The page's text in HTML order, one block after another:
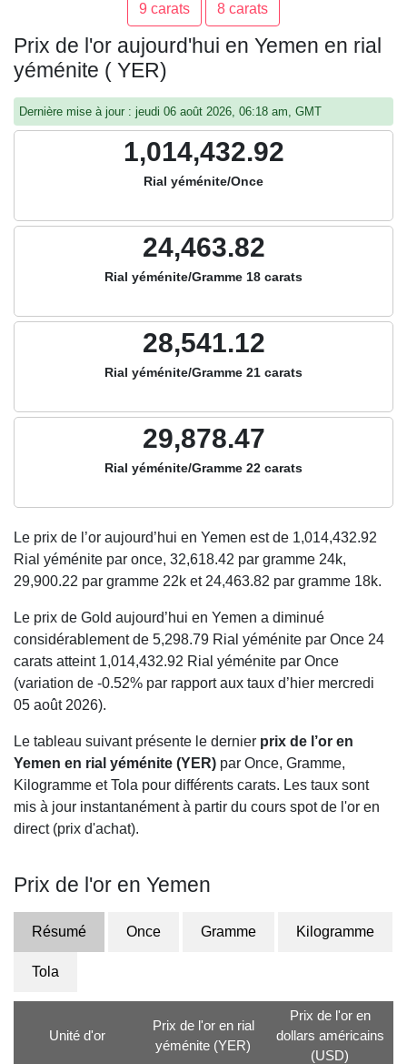
9 carats 8 carats
Prix de l'or aujourd'hui en Yemen en rial
yéménite ( YER)
Dernière mise à jour : jeudi 06 août 2026, 06:18 am, GMT
1,014,432.92
Rial yéménite/Once
24,463.82
Rial yéménite/Gramme 18 carats
28,541.12
Rial yéménite/Gramme 21 carats
29,878.47
Rial yéménite/Gramme 22 carats
Le prix de l’or aujourd’hui en Yemen est de 1,014,432.92
Rial yéménite par once, 32,618.42 par gramme 24k,
29,900.22 par gramme 22k et 24,463.82 par gramme 18k.
Le prix de Gold aujourd’hui en Yemen a diminué
considérablement de 5,298.79 Rial yéménite par Once 24
carats atteint 1,014,432.92 Rial yéménite par Once
(variation de -0.52% par rapport aux taux d’hier mercredi
05 août 2026).
Le tableau suivant présente le dernier prix de l’or en
Yemen en rial yéménite (YER) par Once, Gramme,
Kilogramme et Tola pour différents carats. Les taux sont
mis à jour instantanément à partir du cours spot de l'or en
direct (prix d'achat).
Prix de l'or en Yemen
Résumé Once Gramme Kilogramme
Tola
Unité d'or
Prix de l'or en rial
yéménite (YER)
Prix de l'or en
dollars américains
(USD)